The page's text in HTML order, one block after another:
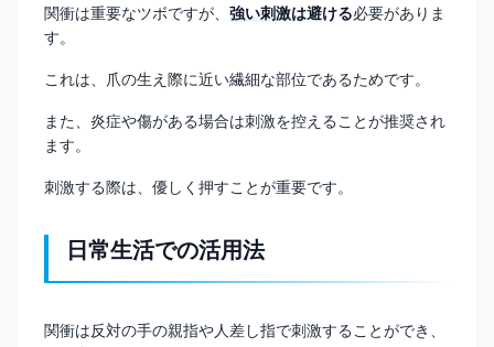
関衝は重要なツボですが、 強い刺激は避ける必要がありま
す。
これは、爪の生え際に近い繊細な部位であるためです。
また、炎症や傷がある場合は刺激を控えることが推奨され
ます。
刺激する際は、優しく押すことが重要です。
日常生活での活用法
関衝は反対の手の親指や人差し指で刺激することができ、